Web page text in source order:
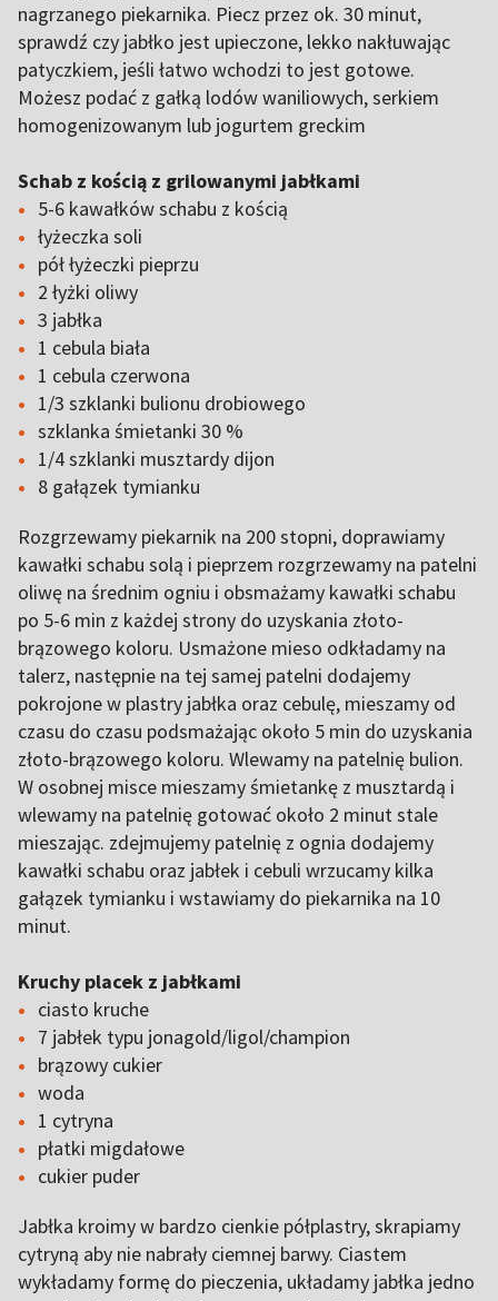
nagrzanego piekarnika. Piecz przez ok. 30 minut,
sprawdź czy jabłko jest upieczone, lekko nakłuwając
patyczkiem, jeśli łatwo wchodzi to jest gotowe.
Możesz podać z gałką lodów waniliowych, serkiem
homogenizowanym lub jogurtem greckim
Schab z kością z grilowanymi jabłkami
5-6 kawałków schabu z kością
łyżeczka soli
pół łyżeczki pieprzu
2 łyżki oliwy
3 jabłka
1 cebula biała
1 cebula czerwona
1/3 szklanki bulionu drobiowego
szklanka śmietanki 30 %
1/4 szklanki musztardy dijon
8 gałązek tymianku
Rozgrzewamy piekarnik na 200 stopni, doprawiamy
kawałki schabu solą i pieprzem rozgrzewamy na patelni
oliwę na średnim ogniu i obsmażamy kawałki schabu
po 5-6 min z każdej strony do uzyskania złoto-
brązowego koloru. Usmażone mieso odkładamy na
talerz, następnie na tej samej patelni dodajemy
pokrojone w plastry jabłka oraz cebulę, mieszamy od
czasu do czasu podsmażając około 5 min do uzyskania
złoto-brązowego koloru. Wlewamy na patelnię bulion.
W osobnej misce mieszamy śmietankę z musztardą i
wlewamy na patelnię gotować około 2 minut stale
mieszając. zdejmujemy patelnię z ognia dodajemy
kawałki schabu oraz jabłek i cebuli wrzucamy kilka
gałązek tymianku i wstawiamy do piekarnika na 10
minut.
Kruchy placek z jabłkami
ciasto kruche
7 jabłek typu jonagold/ligol/champion
brązowy cukier
woda
1 cytryna
płatki migdałowe
cukier puder
Jabłka kroimy w bardzo cienkie półplastry, skrapiamy
cytryną aby nie nabrały ciemnej barwy. Ciastem
wykładamy formę do pieczenia, układamy jabłka jedno